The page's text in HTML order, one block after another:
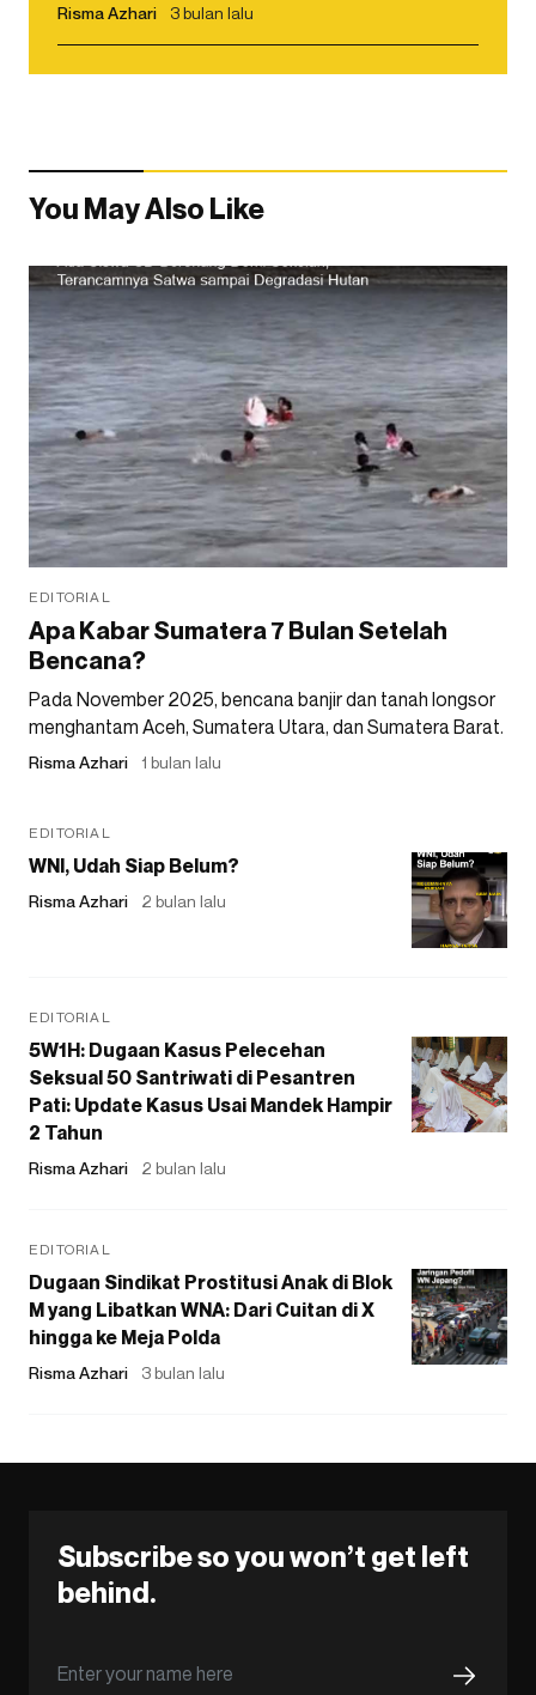
Risma Azhari 3 bulan lalu
You May Also Like
EDITORIAL
Apa Kabar Sumatera 7 Bulan Setelah
Bencana?
Pada November 2025, bencana banjir dan tanah longsor
menghantam Aceh, Sumatera Utara, dan Sumatera Barat.
Risma Azhari 1 bulan lalu
EDITORIAL
WNI, Udah Siap Belum?
Risma Azhari 2 bulan lalu
EDITORIAL
5W1H: Dugaan Kasus Pelecehan
Seksual 50 Santriwati di Pesantren
Pati: Update Kasus Usai Mandek Hampir
2 Tahun
Risma Azhari 2 bulan lalu
EDITORIAL
Dugaan Sindikat Prostitusi Anak di Blok
M yang Libatkan WNA: Dari Cuitan di X
hingga ke Meja Polda
Risma Azhari 3 bulan lalu
Subscribe so you won’t get left
behind.